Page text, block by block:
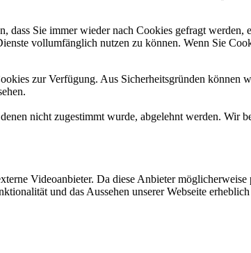
Sie immer wieder nach Cookies gefragt
vollumfänglich nutzen zu können. Wenn Sie
zur Verfügung. Aus Sicherheitsgründen können
nicht zugestimmt wurde, abgelehnt werden. Wir
Videoanbieter. Da diese Anbieter
und das Aussehen unserer Webseite